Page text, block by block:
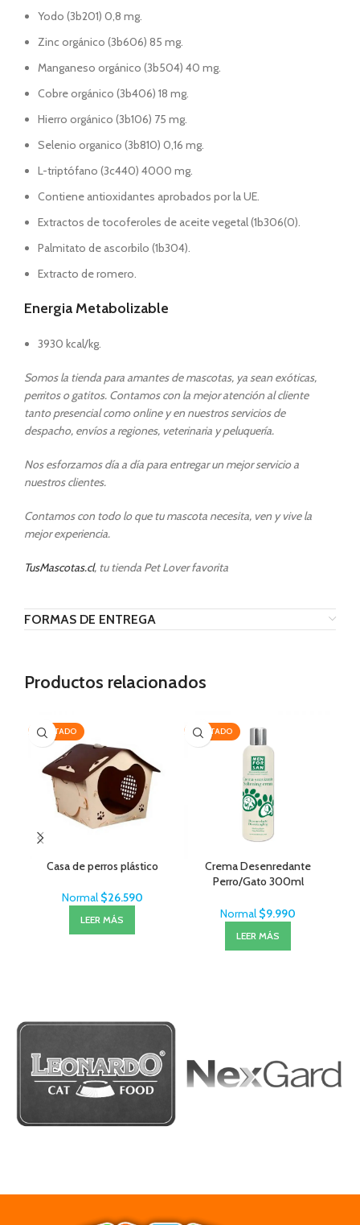
Yodo (3b201) 0,8 mg.
Zinc orgánico (3b606) 85 mg.
Manganeso orgánico (3b504) 40 mg.
Cobre orgánico (3b406) 18 mg.
Hierro orgánico (3b106) 75 mg.
Selenio organico (3b810) 0,16 mg.
L-triptófano (3c440) 4000 mg.
Contiene antioxidantes aprobados por la UE.
Extractos de tocoferoles de aceite vegetal (1b306(0).
Palmitato de ascorbilo (1b304).
Extracto de romero.
Energia Metabolizable
3930 kcal/kg.
Somos la tienda para amantes de mascotas, ya sean exóticas,
perritos o gatitos. Contamos con la mejor atención al cliente
tanto presencial como online y en nuestros servicios de
despacho, envíos a regiones, veterinaria y peluquería.
Nos esforzamos día a día para entregar un mejor servicio a
nuestros clientes.
Contamos con todo lo que tu mascota necesita, ven y vive la
mejor experiencia.
TusMascotas.cl, tu tienda Pet Lover favorita
FORMAS DE ENTREGA
Productos relacionados
AGOTADO
Casa de perros plástico
Normal $26.590
LEER MÁS
AGOTADO
Crema Desenredante
Perro/Gato 300ml
Normal $9.990
LEER MÁS